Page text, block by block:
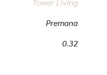
Tower Living
Premana
0.32